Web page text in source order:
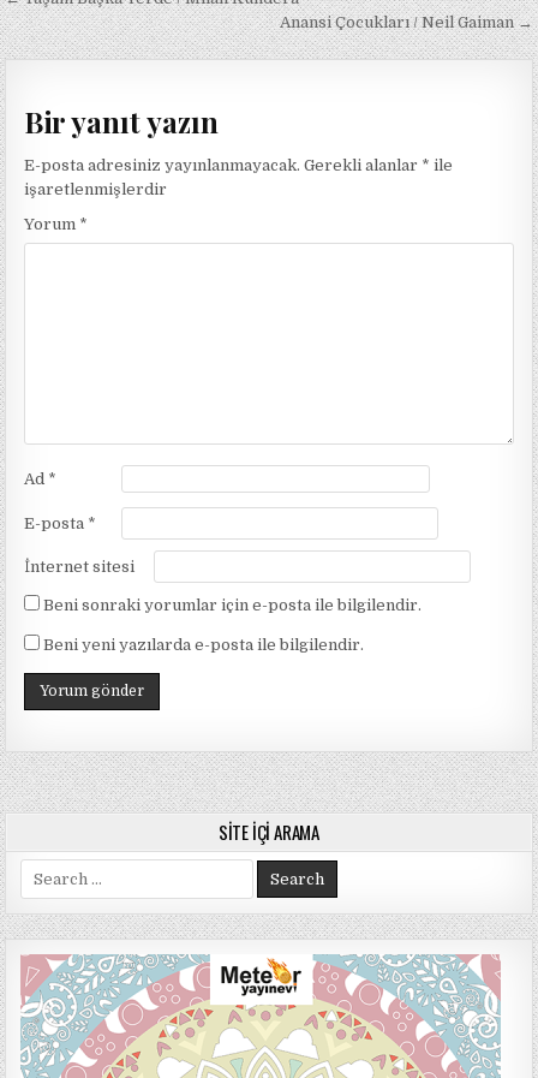
gezinmesi
Anansi Çocukları / Neil Gaiman →
Bir yanıt yazın
E-posta adresiniz yayınlanmayacak. Gerekli alanlar * ile
işaretlenmişlerdir
Yorum *
Ad *
E-posta *
İnternet sitesi
Beni sonraki yorumlar için e-posta ile bilgilendir.
Beni yeni yazılarda e-posta ile bilgilendir.
SITE İÇI ARAMA
Search
for: